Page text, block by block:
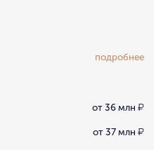
подробнее
от 36 млн ₽
от 37 млн ₽